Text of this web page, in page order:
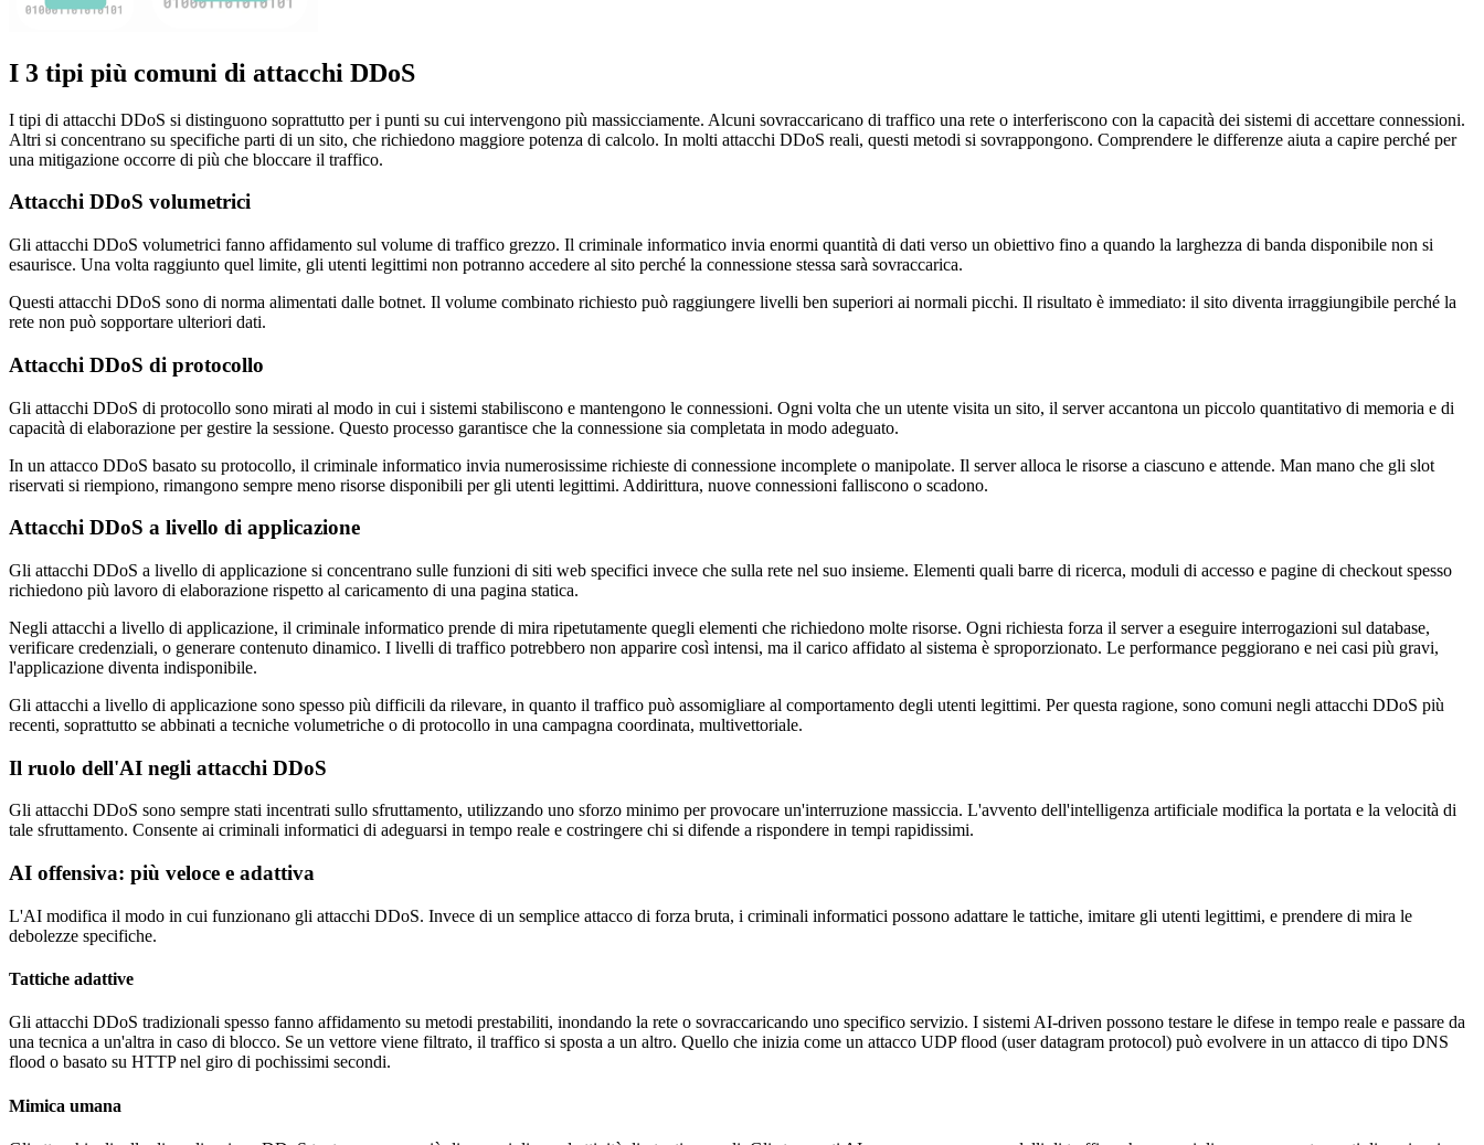
I 3 tipi più comuni di attacchi DDoS
I tipi di attacchi DDoS si distinguono soprattutto per i punti su cui intervengono più massicciamente. Alcuni sovraccaricano di traffico una rete o interferiscono con la capacità dei sistemi di accettare connessioni.
Altri si concentrano su specifiche parti di un sito, che richiedono maggiore potenza di calcolo. In molti attacchi DDoS reali, questi metodi si sovrappongono. Comprendere le differenze aiuta a capire perché per
una mitigazione occorre di più che bloccare il traffico.
Attacchi DDoS volumetrici
Gli attacchi DDoS volumetrici fanno affidamento sul volume di traffico grezzo. Il criminale informatico invia enormi quantità di dati verso un obiettivo fino a quando la larghezza di banda disponibile non si
esaurisce. Una volta raggiunto quel limite, gli utenti legittimi non potranno accedere al sito perché la connessione stessa sarà sovraccarica.
Questi attacchi DDoS sono di norma alimentati dalle botnet. Il volume combinato richiesto può raggiungere livelli ben superiori ai normali picchi. Il risultato è immediato: il sito diventa irraggiungibile perché la
rete non può sopportare ulteriori dati.
Attacchi DDoS di protocollo
Gli attacchi DDoS di protocollo sono mirati al modo in cui i sistemi stabiliscono e mantengono le connessioni. Ogni volta che un utente visita un sito, il server accantona un piccolo quantitativo di memoria e di
capacità di elaborazione per gestire la sessione. Questo processo garantisce che la connessione sia completata in modo adeguato.
In un attacco DDoS basato su protocollo, il criminale informatico invia numerosissime richieste di connessione incomplete o manipolate. Il server alloca le risorse a ciascuno e attende. Man mano che gli slot
riservati si riempiono, rimangono sempre meno risorse disponibili per gli utenti legittimi. Addirittura, nuove connessioni falliscono o scadono.
Attacchi DDoS a livello di applicazione
Gli attacchi DDoS a livello di applicazione si concentrano sulle funzioni di siti web specifici invece che sulla rete nel suo insieme. Elementi quali barre di ricerca, moduli di accesso e pagine di checkout spesso
richiedono più lavoro di elaborazione rispetto al caricamento di una pagina statica.
Negli attacchi a livello di applicazione, il criminale informatico prende di mira ripetutamente quegli elementi che richiedono molte risorse. Ogni richiesta forza il server a eseguire interrogazioni sul database,
verificare credenziali, o generare contenuto dinamico. I livelli di traffico potrebbero non apparire così intensi, ma il carico affidato al sistema è sproporzionato. Le performance peggiorano e nei casi più gravi,
l'applicazione diventa indisponibile.
Gli attacchi a livello di applicazione sono spesso più difficili da rilevare, in quanto il traffico può assomigliare al comportamento degli utenti legittimi. Per questa ragione, sono comuni negli attacchi DDoS più
recenti, soprattutto se abbinati a tecniche volumetriche o di protocollo in una campagna coordinata, multivettoriale.
Il ruolo dell'AI negli attacchi DDoS
Gli attacchi DDoS sono sempre stati incentrati sullo sfruttamento, utilizzando uno sforzo minimo per provocare un'interruzione massiccia. L'avvento dell'intelligenza artificiale modifica la portata e la velocità di
tale sfruttamento. Consente ai criminali informatici di adeguarsi in tempo reale e costringere chi si difende a rispondere in tempi rapidissimi.
AI offensiva: più veloce e adattiva
L'AI modifica il modo in cui funzionano gli attacchi DDoS. Invece di un semplice attacco di forza bruta, i criminali informatici possono adattare le tattiche, imitare gli utenti legittimi, e prendere di mira le
debolezze specifiche.
Tattiche adattive
Gli attacchi DDoS tradizionali spesso fanno affidamento su metodi prestabiliti, inondando la rete o sovraccaricando uno specifico servizio. I sistemi AI-driven possono testare le difese in tempo reale e passare da
una tecnica a un'altra in caso di blocco. Se un vettore viene filtrato, il traffico si sposta a un altro. Quello che inizia come un attacco UDP flood (user datagram protocol) può evolvere in un attacco di tipo DNS
flood o basato su HTTP nel giro di pochissimi secondi.
Mimica umana